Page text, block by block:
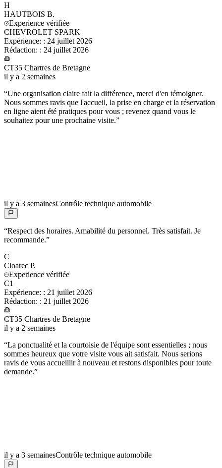
H
HAUTBOIS B.
Experience vérifiée
CHEVROLET SPARK
Expérience: : 24 juillet 2026
Rédaction: : 24 juillet 2026
CT35 Chartres de Bretagne
il y a 2 semaines
“Une organisation claire fait la différence, merci d'en témoigner.
Nous sommes ravis que l'accueil, la prise en charge et la réservation
en ligne aient été pratiques pour vous ; revenez quand vous le
souhaitez pour une prochaine visite.”
il y a 3 semainesContrôle technique automobile
“Respect des horaires. Amabilité du personnel. Très satisfait. Je
recommande.”
C
Cloarec P.
Experience vérifiée
C1
Expérience: : 21 juillet 2026
Rédaction: : 21 juillet 2026
CT35 Chartres de Bretagne
il y a 2 semaines
“La ponctualité et la courtoisie de l'équipe sont essentielles ; nous
sommes heureux que votre visite vous ait satisfait. Nous serions
ravis de vous accueillir à nouveau et restons disponibles pour toute
demande.”
il y a 3 semainesContrôle technique automobile